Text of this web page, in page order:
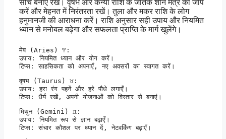
सोच बनाए रखें। वृषभ और कन्या राशि के जातक शनि मंत्र का जाप
करें और मेहनत में निरंतरता रखें। तुला और मकर राशि के लोग
हनुमानजी की आराधना करें। राशि अनुसार सही उपाय और नियमित
ध्यान से मनोबल बढ़ेगा और सफलता प्राप्ति के मार्ग खुलेंगे।
मेष (Aries) ♈:
उपाय: नियमित ध्यान और योग करें।
टिप्स: साहसिकता को अपनाएँ, नए अवसरों का स्वागत करें।
वृषभ (Taurus) ♉:
उपाय: हरा रंग पहनें और हरे पौधे लगाएँ।
टिप्स: धैर्य रखें, अपनी योजनाओं को विस्तार से बनाएं।
मिथुन (Gemini) ♊:
उपाय: नियमित रूप से ज्ञान बढ़ाएँ।
टिप्स: संचार कौशल पर ध्यान दें, नेटवर्किंग बढ़ाएँ।